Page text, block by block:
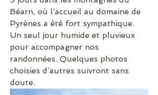
Béarn, où l’accueil au domaine de
Pyrènes a été fort sympathique.
Un seul jour humide et pluvieux
pour accompagner nos
randonnées. Quelques photos
choisies d’autres suivront sans
doute.